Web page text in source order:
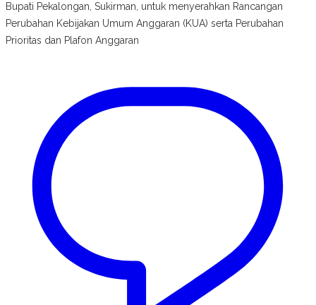
Bupati Pekalongan, Sukirman, untuk menyerahkan Rancangan
Perubahan Kebijakan Umum Anggaran (KUA) serta Perubahan
Prioritas dan Plafon Anggaran